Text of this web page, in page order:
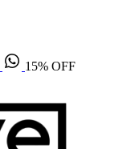
15% OFF